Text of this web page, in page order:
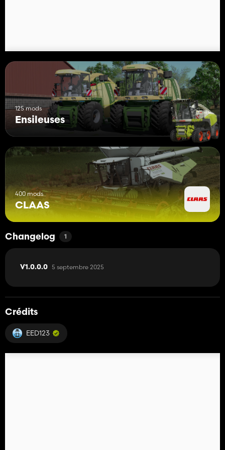
Vitesse de travail: 10 km/h
125 mods
Ensileuses
400 mods
CLAAS
Changelog 1
V1.0.0.0 5 septembre 2025
Crédits
EED123